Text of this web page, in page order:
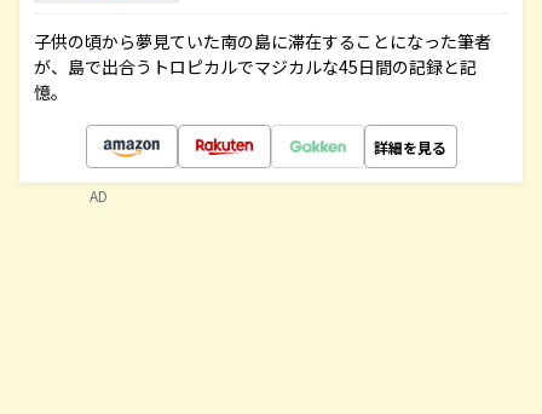
子供の頃から夢見ていた南の島に滞在することになった筆者
が、島で出合うトロピカルでマジカルな45日間の記録と記
憶。
詳細を見る
AD